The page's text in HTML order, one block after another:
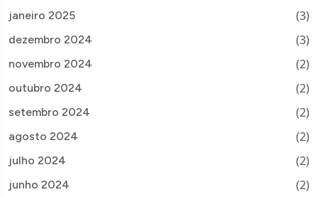
janeiro 2025 (3)
dezembro 2024 (3)
novembro 2024 (2)
outubro 2024 (2)
setembro 2024 (2)
agosto 2024 (2)
julho 2024 (2)
junho 2024 (2)